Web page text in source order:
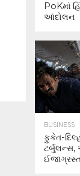
PoKમાં
આંદોલન
BUSINESS
ફુકેત-